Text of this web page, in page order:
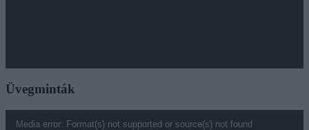
Üvegminták
Media error: Format(s) not supported or source(s) not found